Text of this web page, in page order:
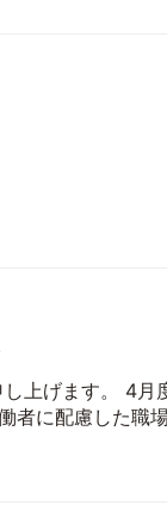
和8年
上げます。 4月
者に配慮した職